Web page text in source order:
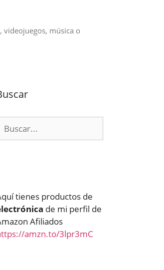
videojuegos, música o
tienes productos de
de mi perfil de
Afiliados
amzn.to/3lpr3mC